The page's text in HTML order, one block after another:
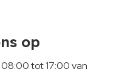
op
tot 17:00 van